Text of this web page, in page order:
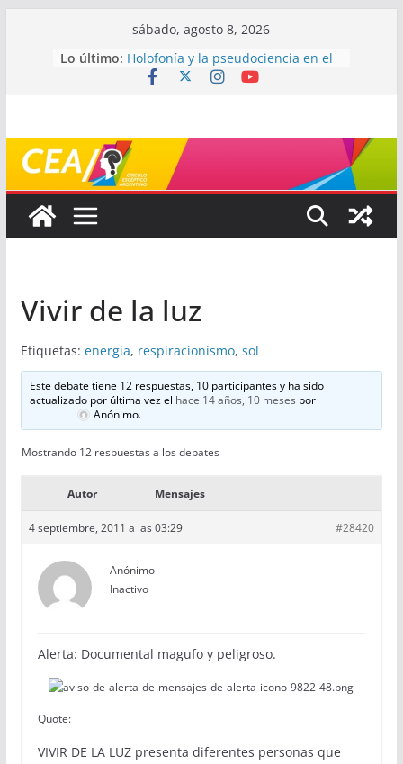
sábado, agosto 8, 2026
Lo último:
¿De qué signo sos?
Holofonía y la pseudociencia en el
audio
Mayéutica (o cómo debatir sin
terminar a los golpes)
Somos menos capaces de lo que
Vivir de la luz
Etiquetas: energía, respiracionismo, sol
Este debate tiene 12 respuestas, 10 participantes y ha sido
actualizado por última vez el hace 14 años, 10 meses por
Anónimo.
Mostrando 12 respuestas a los debates
Autor Mensajes
4 septiembre, 2011 a las 03:29 #28420
Anónimo
Inactivo
Alerta: Documental magufo y peligroso.
Quote:
VIVIR DE LA LUZ presenta diferentes personas que